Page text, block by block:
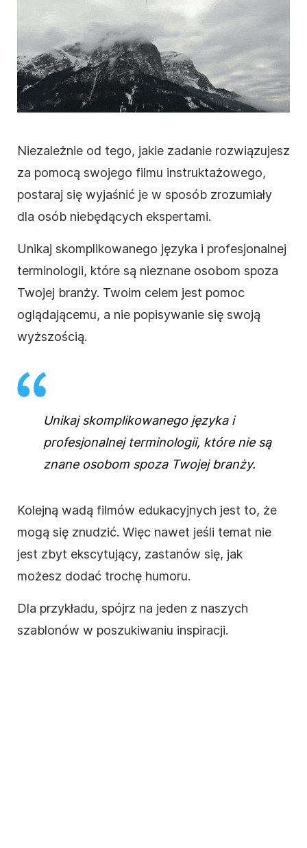
Niezależnie od tego, jakie zadanie rozwiązujesz
za pomocą swojego filmu instruktażowego,
postaraj się wyjaśnić je w sposób zrozumiały
dla osób niebędących ekspertami.
Unikaj skomplikowanego języka i profesjonalnej
terminologii, które są nieznane osobom spoza
Twojej branży. Twoim celem jest pomoc
oglądającemu, a nie popisywanie się swoją
wyższością.
Unikaj skomplikowanego języka i
profesjonalnej terminologii, które nie są
znane osobom spoza Twojej branży.
Kolejną wadą filmów edukacyjnych jest to, że
mogą się znudzić. Więc nawet jeśli temat nie
jest zbyt ekscytujący, zastanów się, jak
możesz dodać trochę humoru.
Dla przykładu, spójrz na jeden z naszych
szablonów w poszukiwaniu inspiracji.